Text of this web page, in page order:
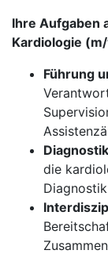
Ihre Aufgaben
Kardiologie
Führung
die